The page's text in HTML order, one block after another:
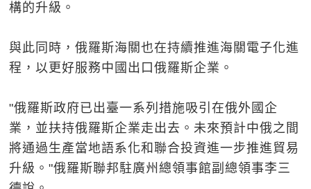
構的升級。
與此同時，俄羅斯海關也在持續推進海關電子化進
程，以更好服務中國出口俄羅斯企業。
"俄羅斯政府已出臺一系列措施吸引在俄外國企
業，並扶持俄羅斯企業走出去。未來預計中俄之間
將通過生產當地語系化和聯合投資進一步推進貿易
升級。"俄羅斯聯邦駐廣州總領事館副總領事李三